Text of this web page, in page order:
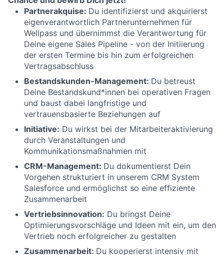
Partnerakquise: Du identifizierst und akquirierst
eigenverantwortlich Partnerunternehmen für
Wellpass und übernimmst die Verantwortung für
Deine eigene Sales Pipeline - von der Initiierung
der ersten Termine bis hin zum erfolgreichen
Vertragsabschluss
Bestandskunden-Management: Du betreust
Deine Bestandskund*innen bei operativen Fragen
und baust dabei langfristige und
vertrauensbasierte Beziehungen auf
Initiative: Du wirkst bei der Mitarbeiteraktivierung
durch Veranstaltungen und
Kommunikationsmaßnahmen mit
CRM-Management: Du dokumentierst Dein
Vorgehen strukturiert in unserem CRM System
Salesforce und ermöglichst so eine effiziente
Zusammenarbeit
Vertriebsinnovation: Du bringst Deine
Optimierungsvorschläge und Ideen mit ein, um den
Vertrieb noch erfolgreicher zu gestalten
Zusammenarbeit: Du kooperierst intensiv mit